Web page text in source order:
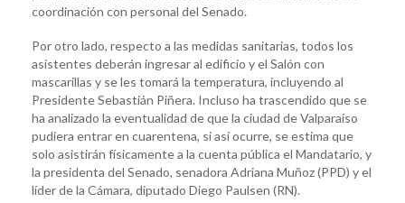
coordinación con personal del Senado.
Por otro lado, respecto a las medidas sanitarias, todos los
asistentes deberán ingresar al edificio y el Salón con
mascarillas y se les tomará la temperatura, incluyendo al
Presidente Sebastián Piñera. Incluso ha trascendido que se
ha analizado la eventualidad de que la ciudad de Valparaíso
pudiera entrar en cuarentena, si así ocurre, se estima que
solo asistirán físicamente a la cuenta pública el Mandatario, y
la presidenta del Senado, senadora Adriana Muñoz (PPD) y el
líder de la Cámara, diputado Diego Paulsen (RN).